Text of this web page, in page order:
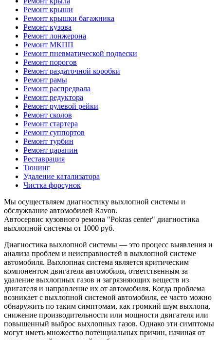
Ремонт крыши
Ремонт крышки багажника
Ремонт кузова
Ремонт лонжерона
Ремонт МКПП
Ремонт пневматической подвески
Ремонт порогов
Ремонт раздаточной коробки
Ремонт рамы
Ремонт распредвала
Ремонт редуктора
Ремонт рулевой рейки
Ремонт сколов
Ремонт стартера
Ремонт суппортов
Ремонт турбин
Ремонт царапин
Реставрация
Тюнинг
Удаление катализатора
Чистка форсунок
Мы осуществляем диагностику выхлопной системы и
обслужвание автомобилей Ravon.
Автосервис кузовного ремона "Pokras center" диагностика
выхлопной системы от 1000 руб.
Диагностика выхлопной системы — это процесс выявления и
анализа проблем и неисправностей в выхлопной системе
автомобиля. Выхлопная система является критическим
компонентом двигателя автомобиля, ответственным за
удаление выхлопных газов и загрязняющих веществ из
двигателя и направление их от автомобиля. Когда проблема
возникает с выхлопной системой автомобиля, ее часто можно
обнаружить по таким симптомам, как громкий шум выхлопа,
снижение производительности или мощности двигателя или
повышенный выброс выхлопных газов. Однако эти симптомы
могут иметь множество потенциальных причин, начиная от